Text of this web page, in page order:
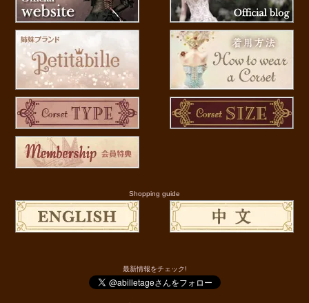
Shopping guide
最新情報をチェック!